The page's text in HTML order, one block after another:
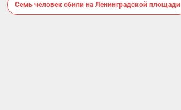
Семь человек сбили на Ленинградской площади